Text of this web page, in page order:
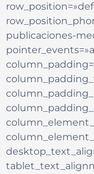
publicaciones-